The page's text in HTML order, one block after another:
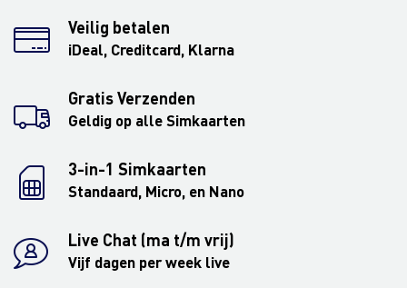
Veilig betalen
iDeal, Creditcard, Klarna
Gratis Verzenden
Geldig op alle Simkaarten
3-in-1 Simkaarten
Standaard, Micro, en Nano
Live Chat (ma t/m vrij)
Vijf dagen per week live